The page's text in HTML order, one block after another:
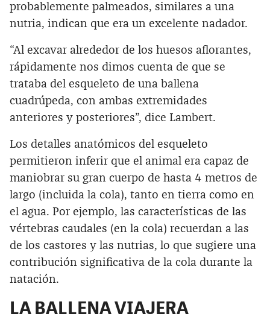
probablemente palmeados, similares a una
nutria, indican que era un excelente nadador.
“Al excavar alrededor de los huesos aflorantes,
rápidamente nos dimos cuenta de que se
trataba del esqueleto de una ballena
cuadrúpeda, con ambas extremidades
anteriores y posteriores”, dice Lambert.
Los detalles anatómicos del esqueleto
permitieron inferir que el animal era capaz de
maniobrar su gran cuerpo de hasta 4 metros de
largo (incluida la cola), tanto en tierra como en
el agua. Por ejemplo, las características de las
vértebras caudales (en la cola) recuerdan a las
de los castores y las nutrias, lo que sugiere una
contribución significativa de la cola durante la
natación.
LA BALLENA VIAJERA